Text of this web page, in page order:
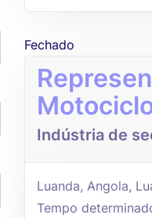
Fechado
Indústria de
Luanda, Angola,
Tempo